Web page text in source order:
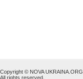
Copyright © NOVA UKRAINA.ORG
All rights reserved.